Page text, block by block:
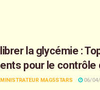
la glycémie :
pour le contrôle
MAG5STARS 06/